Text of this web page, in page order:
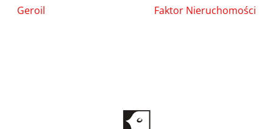
Nawigacja
Geroil Faktor Nieruchomości